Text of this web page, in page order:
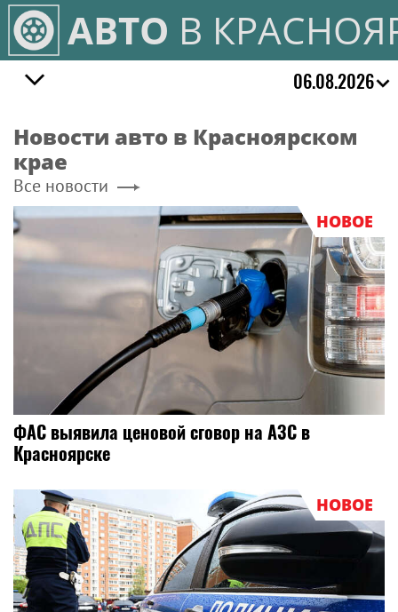
АВТО В
06.08.2026
Новости авто в Красноярском
крае
Все новости
НОВОЕ
ФАС выявила ценовой сговор на АЗС в
Красноярске
НОВОЕ